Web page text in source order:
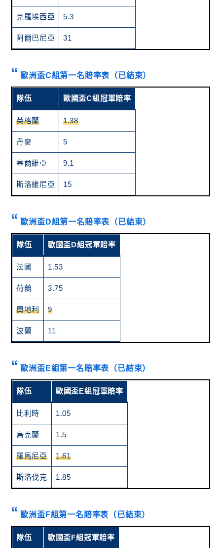
克羅埃西亞 5.3
阿爾巴尼亞 31
歐洲盃C組第一名賠率表（已結束）
隊伍 歐國盃C組冠軍賠率
英格蘭 1.38
丹麥 5
塞爾維亞 9.1
斯洛維尼亞 15
歐洲盃D組第一名賠率表（已結束）
隊伍 歐國盃D組冠軍賠率
法國 1.53
荷蘭 3.75
奧地利 9
波蘭 11
歐洲盃E組第一名賠率表（已結束）
隊伍 歐國盃E組冠軍賠率
比利時 1.05
烏克蘭 1.5
羅馬尼亞 1.61
斯洛伐克 1.85
歐洲盃F組第一名賠率表（已結束）
隊伍 歐國盃F組冠軍賠率